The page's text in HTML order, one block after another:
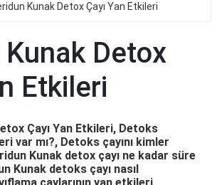
Kunak Detox Çayı Yan Etkileri
Detox
Etkileri
Çayı Yan Etkileri, Detoks
var mı?, Detoks çayını kimler
Kunak detox çayı ne kadar süre
Kunak detoks çayı nasıl